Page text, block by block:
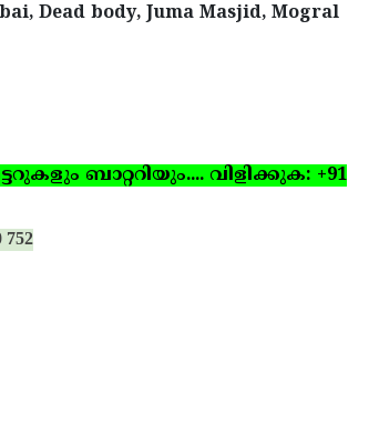
Dead body, Juma Masjid, Mogral
ബാറ്ററിയും.... വിളിക്കുക: +91
752